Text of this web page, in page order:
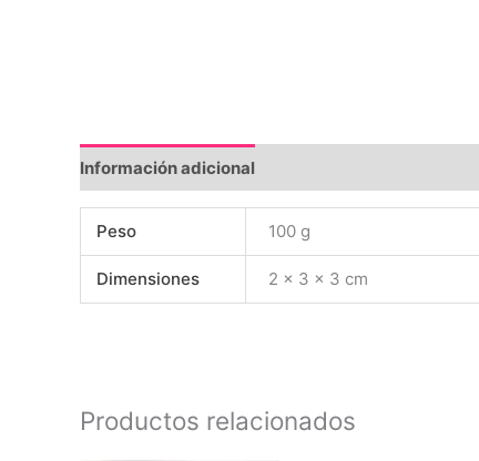
Información adicional
Peso 100 g
Dimensiones 2 × 3 × 3 cm
Productos relacionados